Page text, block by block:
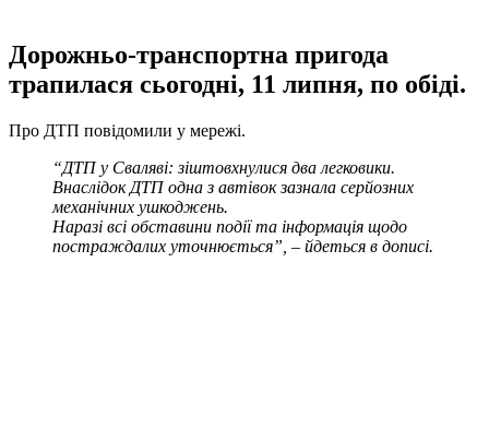
Дорожньо-транспортна пригода
трапилася сьогодні, 11 липня, по обіді.
Про ДТП повідомили у мережі.
“ДТП у Сваляві: зіштовхнулися два легковики.
Внаслідок ДТП одна з автівок зазнала серйозних
механічних ушкоджень.
Наразі всі обставини події та інформація щодо
постраждалих уточнюється”, – йдеться в дописі.